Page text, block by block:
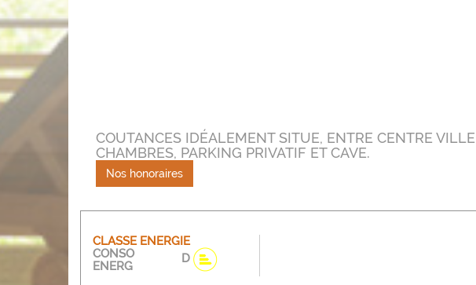
COUTANCES IDÉALEMENT SITUE, ENTRE CENTRE
CHAMBRES, PARKING PRIVATIF ET CAVE.
Nos honoraires
CLASSE ENERGIE
CONSO
ENERG
D